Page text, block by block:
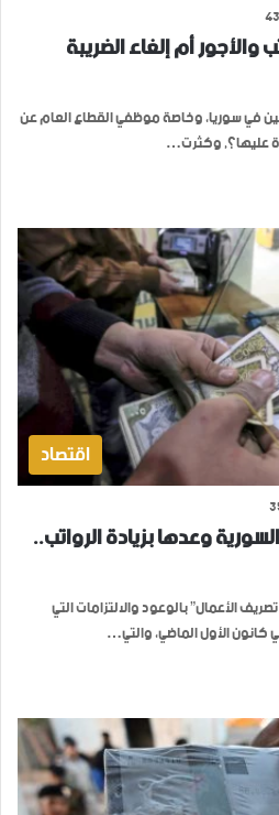
والأجور أم إلغاء الضريبة
في سوريا، وخاصة موظفي القطاع العام عن
عليها؟, وكثرت…
اقتصاد
وعدها بزيادة الرواتب..
الأعمال” بالوعود والالتزامات التي
الأول الماضي، والتي…